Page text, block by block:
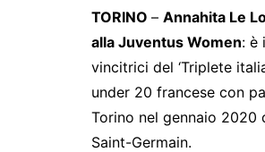
TORINO – Annahita Le
alla Juventus Women: è
vincitrici del ‘Triplete
under 20 francese con
Torino nel gennaio 2020
Saint-Germain.